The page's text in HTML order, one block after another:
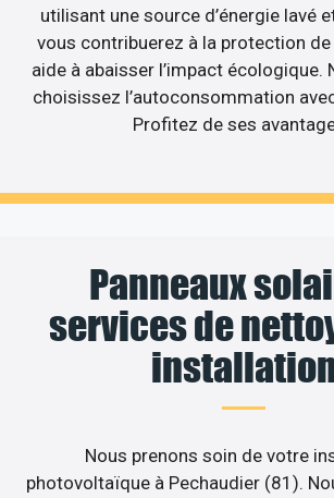
utilisant une source d’énergie lavé
vous contribuerez à la protection de
aide à abaisser l’impact écologique.
choisissez l’autoconsommation
Profitez de ses
Panneaux
services de
Nous prenons soin de votre
photovoltaïque à Pechaudier (81).